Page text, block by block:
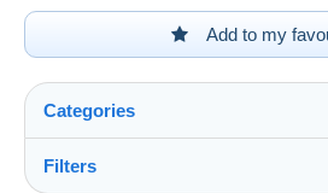
Add to my
Categories
Filters